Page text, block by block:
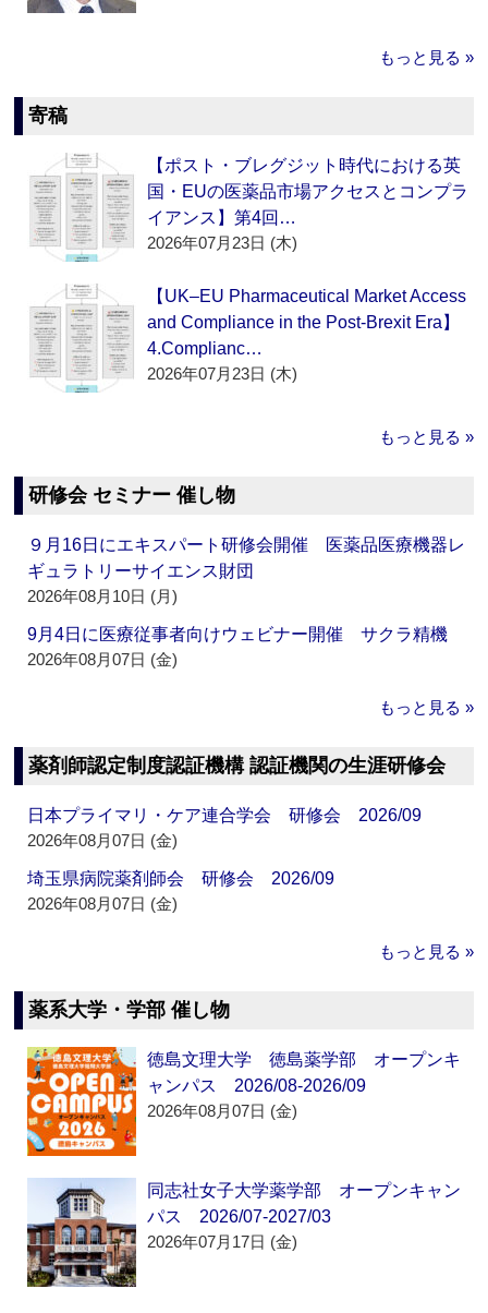
もっと見る »
寄稿
【ポスト・ブレグジット時代における英
国・EUの医薬品市場アクセスとコンプラ
イアンス】第4回…
2026年07月23日 (木)
【UK–EU Pharmaceutical Market Access
and Compliance in the Post-Brexit Era】
4.Complianc…
2026年07月23日 (木)
もっと見る »
研修会 セミナー 催し物
９月16日にエキスパート研修会開催 医薬品医療機器レ
ギュラトリーサイエンス財団
2026年08月10日 (月)
9月4日に医療従事者向けウェビナー開催 サクラ精機
2026年08月07日 (金)
もっと見る »
薬剤師認定制度認証機構 認証機関の生涯研修会
日本プライマリ・ケア連合学会 研修会 2026/09
2026年08月07日 (金)
埼玉県病院薬剤師会 研修会 2026/09
2026年08月07日 (金)
もっと見る »
薬系大学・学部 催し物
徳島文理大学 徳島薬学部 オープンキ
ャンパス 2026/08-2026/09
2026年08月07日 (金)
同志社女子大学薬学部 オープンキャン
パス 2026/07-2027/03
2026年07月17日 (金)